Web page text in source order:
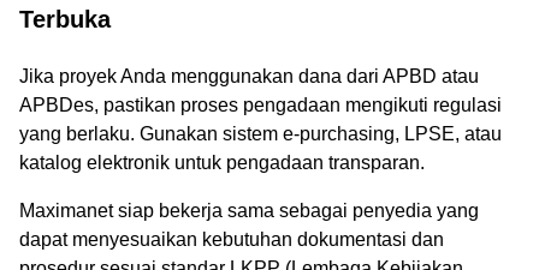
Terbuka
Jika proyek Anda menggunakan dana dari APBD atau
APBDes, pastikan proses pengadaan mengikuti regulasi
yang berlaku. Gunakan sistem e-purchasing, LPSE, atau
katalog elektronik untuk pengadaan transparan.
Maximanet siap bekerja sama sebagai penyedia yang
dapat menyesuaikan kebutuhan dokumentasi dan